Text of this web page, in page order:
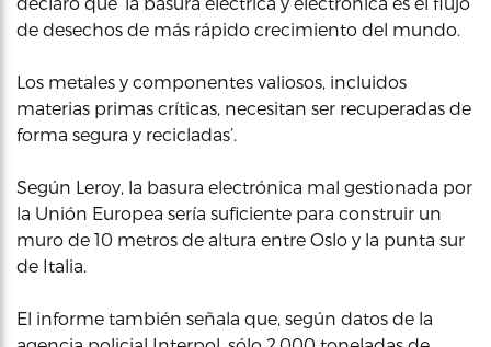
de desechos de más rápido crecimiento del mundo.
Los metales y componentes valiosos, incluidos
materias primas críticas, necesitan ser recuperadas de
forma segura y recicladas’.
Según Leroy, la basura electrónica mal gestionada por
la Unión Europea sería suficiente para construir un
muro de 10 metros de altura entre Oslo y la punta sur
de Italia.
El informe también señala que, según datos de la